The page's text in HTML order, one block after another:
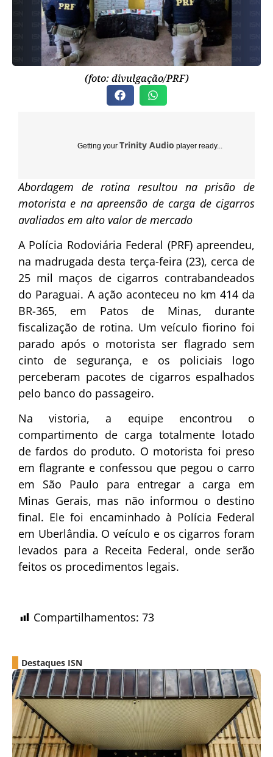
(foto: divulgação/PRF)
Getting your Trinity Audio player ready...
Abordagem de rotina resultou na prisão de
motorista e na apreensão de carga de cigarros
avaliados em alto valor de mercado
A Polícia Rodoviária Federal (PRF) apreendeu,
na madrugada desta terça-feira (23), cerca de
25 mil maços de cigarros contrabandeados
do Paraguai. A ação aconteceu no km 414 da
BR-365, em Patos de Minas, durante
fiscalização de rotina. Um veículo fiorino foi
parado após o motorista ser flagrado sem
cinto de segurança, e os policiais logo
perceberam pacotes de cigarros espalhados
pelo banco do passageiro.
Na vistoria, a equipe encontrou o
compartimento de carga totalmente lotado
de fardos do produto. O motorista foi preso
em flagrante e confessou que pegou o carro
em São Paulo para entregar a carga em
Minas Gerais, mas não informou o destino
final. Ele foi encaminhado à Polícia Federal
em Uberlândia. O veículo e os cigarros foram
levados para a Receita Federal, onde serão
feitos os procedimentos legais.
Compartilhamentos: 73
Destaques ISN